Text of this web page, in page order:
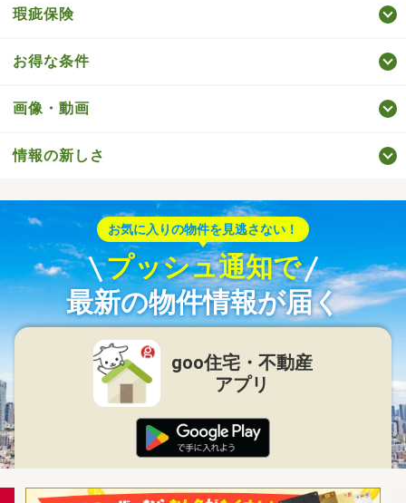
瑕疵保険
お得な条件
画像・動画
情報の新しさ
お気に入りの物件を見逃さない！
プッシュ通知で
最新の物件情報が届く
goo住宅・不動産
アプリ